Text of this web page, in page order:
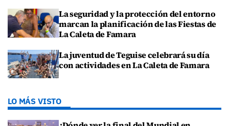
La seguridad y la protección del entorno
marcan la planificación de las Fiestas de
La Caleta de Famara
La juventud de Teguise celebrará su día
con actividades en La Caleta de Famara
LO MÁS VISTO